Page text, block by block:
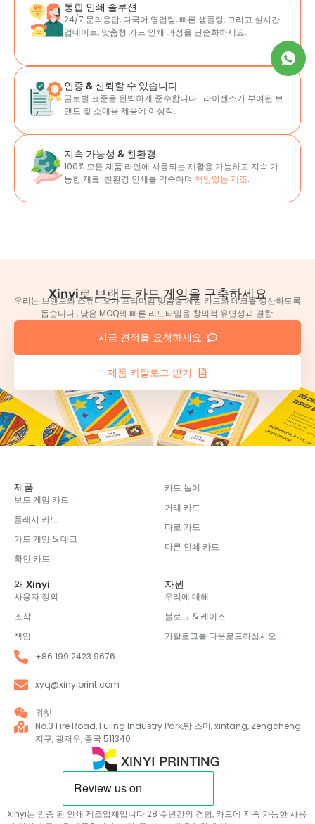
통합 인쇄 솔루션
24/7 문의응답, 다국어 영업팀, 빠른 샘플링, 그리고 실시간
업데이트, 맞춤형 카드 인쇄 과정을 단순화하세요.
인증 & 신뢰할 수 있습니다
글로벌 표준을 완벽하게 준수합니다.. 라이센스가 부여된 브
랜드 및 소매용 제품에 이상적.
지속 가능성 & 친환경
100% 모든 제품 라인에 사용되는 재활용 가능하고 지속 가
능한 재료. 친환경 인쇄를 약속하며 책임있는 제조.
Xinyi로 브랜드 카드 게임을 구축하세요
우리는 브랜드와 스튜디오가 프리미엄 맞춤형 게임 카드와 데크를 생산하도록
돕습니다., 낮은 MOQ와 빠른 리드타임을 창의적 유연성과 결합.
지금 견적을 요청하세요
제품 카탈로그 받기
Xinyi는 인증 된 인쇄 제조업체입니다 28 수년간의 경험, 카드에 지속 가능한 사용
제품
보드 게임 카드
플래시 카드
카드 게임 & 데크
확인 카드
카드 놀이
거래 카드
타로 카드
다른 인쇄 카드
왜 Xinyi
사용자 정의
조작
책임
자원
우리에 대해
블로그 & 케이스
카탈로그를 다운로드하십시오
+86 199 2423 9676
xyq@xinyiprint.com
위챗
No.3 Fire Road, Fuling Industry Park,탕 스미, xintang, Zengcheng
지구, 광저우, 중국 511340